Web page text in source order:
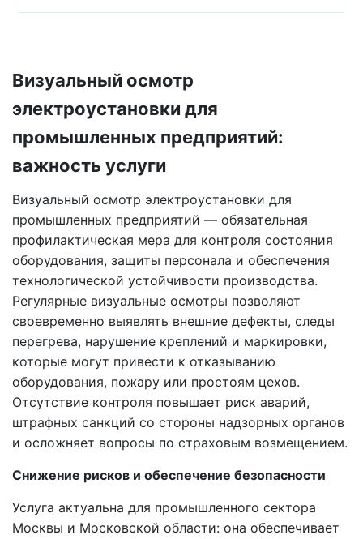
Визуальный осмотр
электроустановки для
промышленных предприятий:
важность услуги
Визуальный осмотр электроустановки для
промышленных предприятий — обязательная
профилактическая мера для контроля состояния
оборудования, защиты персонала и обеспечения
технологической устойчивости производства.
Регулярные визуальные осмотры позволяют
своевременно выявлять внешние дефекты, следы
перегрева, нарушение креплений и маркировки,
которые могут привести к отказыванию
оборудования, пожару или простоям цехов.
Отсутствие контроля повышает риск аварий,
штрафных санкций со стороны надзорных органов
и осложняет вопросы по страховым возмещением.
Снижение рисков и обеспечение безопасности
Услуга актуальна для промышленного сектора
Москвы и Московской области: она обеспечивает